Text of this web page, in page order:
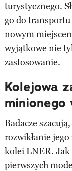
turystycznego.
go do
nowym
wyjątkowe nie
zastosowanie.
Kolejowa
minionego
Badacze
rozwikłanie
kolei LNER. Jak
pierwszych